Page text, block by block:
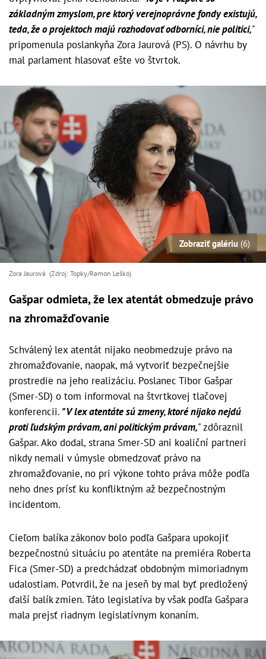
základným zmyslom, pre ktorý verejnoprávne fondy existujú,
teda, že o projektoch majú rozhodovať odborníci, nie politici,"
pripomenula poslankyňa Zora Jaurová (PS). O návrhu by
mal parlament hlasovať ešte vo štvrtok.
Zobraziť galériu (6)
Zora Jaurová (Zdroj: Topky/Ramon Leško)
Gašpar odmieta, že lex atentát obmedzuje právo
na zhromažďovanie
Schválený lex atentát nijako neobmedzuje právo na
zhromažďovanie, naopak, má vytvoriť bezpečnejšie
prostredie na jeho realizáciu. Poslanec Tibor Gašpar
(Smer-SD) o tom informoval na štvrtkovej tlačovej
konferencii. "V lex atentáte sú zmeny, ktoré nijako nejdú
proti ľudským právam, ani politickým právam," zdôraznil
Gašpar. Ako dodal, strana Smer-SD ani koaliční partneri
nikdy nemali v úmysle obmedzovať právo na
zhromažďovanie, no pri výkone tohto práva môže podľa
neho dnes prísť ku konfliktným až bezpečnostným
incidentom.
Cieľom balíka zákonov bolo podľa Gašpara upokojiť
bezpečnostnú situáciu po atentáte na premiéra Roberta
Fica (Smer-SD) a predchádzať obdobným mimoriadnym
udalostiam. Potvrdil, že na jeseň by mal byť predložený
ďalší balík zmien. Táto legislatíva by však podľa Gašpara
mala prejsť riadnym legislatívnym konaním.